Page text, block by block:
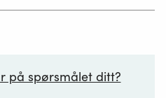
på spørsmålet ditt?